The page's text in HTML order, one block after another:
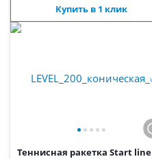
Купить в 1 клик
Теннисная ракетка Start line